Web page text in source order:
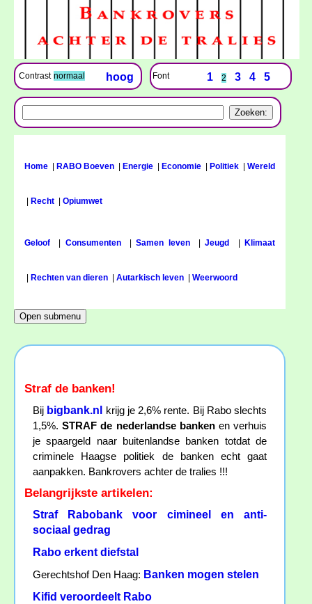
Contrast normaal hoog Font 1 2 3 4 5
Home RABO Boeven Energie Economie Politiek Wereld
Recht Opiumwet
Geloof Consumenten|Samen leven|Jeugd Klimaat
Rechten van dieren Autarkisch leven Weerwoord
Straf de banken!
Bij bigbank.nl
krijg je 2,6% rente. Bij Rabo slechts
1,5%.STRAF de nederlandse bankenen verhuis
je spaargeld naar buitenlandse banken totdat de
criminele Haagse politiek de banken echt gaat
aanpakken. Bankrovers achter de tralies !!!
Belangrijkste artikelen:
Straf Rabobank voor cimineel en anti-
sociaal gedrag
Rabo erkent diefstal
Gerechtshof Den Haag: Banken mogen stelen
Kifid veroordeelt Rabo